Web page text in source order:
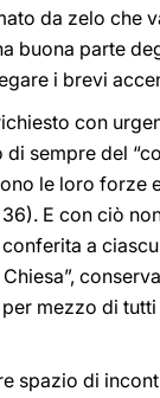
da zelo che
buona parte
i brevi
con
sempre del
le loro forze
36). E con ciò
a
mezzo di
spazio di